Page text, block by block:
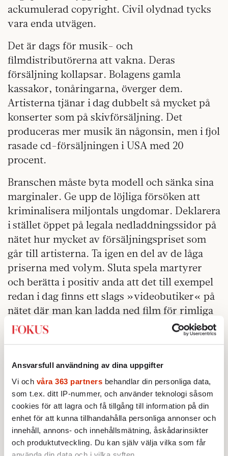
Ansvarsfull användning av dina uppgifter
Vi och våra 363 partners behandlar din personliga data,
som t.ex. ditt IP-nummer, och använder teknologi såsom
cookies för att lagra och få tillgång till information på din
enhet för att kunna tillhandahålla personliga annonser och
innehåll, annons- och innehållsmätning, åskådarinsikter
och produktutveckling. Du kan själv välja vilka som får
ackumulerad copyright. Civil olydnad tycks
vara enda utvägen.
Det är dags för musik- och
filmdistributörerna att vakna. Deras
försäljning kollapsar. Bolagens gamla
kassakor, tonåringarna, överger dem.
Artisterna tjänar i dag dubbelt så mycket på
konserter som på skivförsäljning. Det
produceras mer musik än någonsin, men i fjol
rasade cd-försäljningen i USA med 20
procent.
Branschen måste byta modell och sänka sina
marginaler. Ge upp de löjliga försöken att
kriminalisera miljontals ungdomar. Deklarera
i stället öppet på legala nedladdningssidor på
nätet hur mycket av försäljningspriset som
går till artisterna. Ta igen en del av de låga
priserna med volym. Sluta spela martyrer
och berätta i positiv anda att det till exempel
redan i dag finns ett slags »videobutiker« på
nätet där man kan ladda ned film för rimliga
20–30 kronor.
Det är krångligt att vara pirat och tröskeln för
kronor per album.
Men även »piraterna« som driver
nedladdningssidorna måste skärpa sig. Till
att börja med borde man lägga av med
uttrycket »pirater«. Visst gav det i början lite
undergroundglamour, men många vuxna